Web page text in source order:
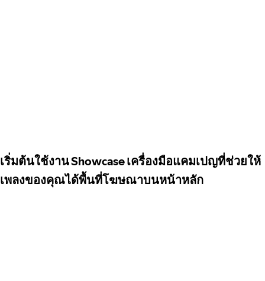
เริ่มต้นใช้งาน Showcase เครื่องมือแคมเปญที่ช่วยให้
เพลงของคุณได้พื้นที่โฆษณาบนหน้าหลัก